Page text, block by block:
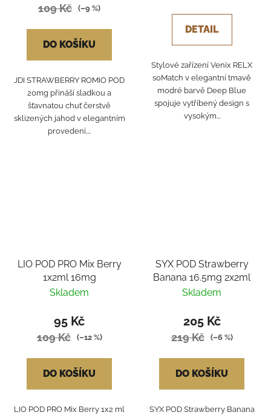
109 Kč (–9 %)
DO KOŠÍKU
JDI STRAWBERRY ROMIO POD
20mg přináší sladkou a
šťavnatou chuť čerstvě
sklizených jahod v elegantním
provedení....
DETAIL
Stylové zařízení Venix RELX
soMatch v elegantní tmavě
modré barvě Deep Blue
spojuje vytříbený design s
vysokým...
LIO POD PRO Mix Berry
1x2ml 16mg
Skladem
95 Kč
109 Kč (–12 %)
DO KOŠÍKU
LIO POD PRO Mix Berry 1x2 ml
SYX POD Strawberry
Banana 16.5mg 2x2ml
Skladem
205 Kč
219 Kč (–6 %)
DO KOŠÍKU
SYX POD Strawberry Banana